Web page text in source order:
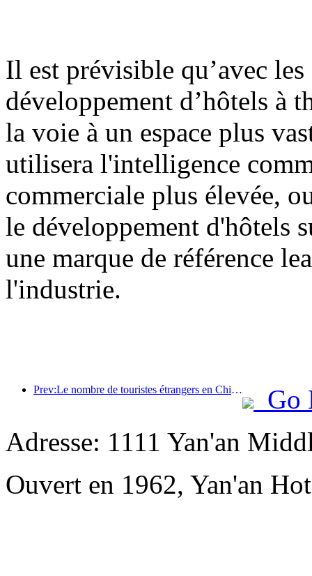
Il est prévisible qu’avec
développement d’hôtels à
la voie à un espace plus
utilisera l'intelligence
commerciale plus élevée,
le développement d'hôtels
une marque de référence
l'industrie.
Prev:Le nombre de touristes étrangers en Chine a augmenté de 40 % au premier trimestre
Go
Adresse: 1111 Yan'an
Ouvert en 1962, Yan'an